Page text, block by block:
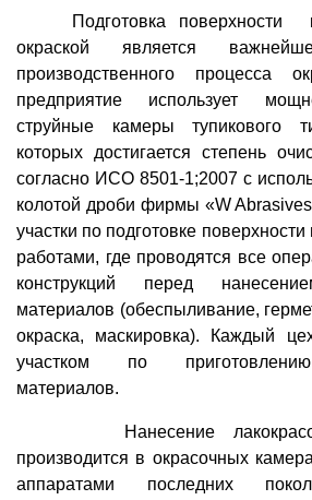
Подготовка поверхности
окраской является
производственного процесса
предприятие использует
струйные камеры тупикового
которых достигается степень
согласно ИСО 8501-1;2007 с
колотой дроби фирмы «W
участки по подготовке
работами, где проводятся все
конструкций перед
материалов (обеспыливание,
окраска, маскировка). Каждый
участком по
материалов.
Нанесение
производится в окрасочных
аппаратами последних